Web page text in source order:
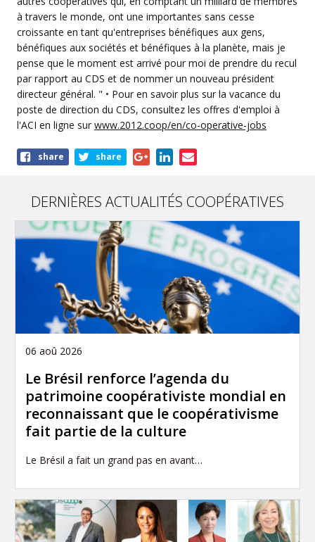
à travers le monde, ont une importantes sans cesse
croissante en tant qu'entreprises bénéfiques aux gens,
bénéfiques aux sociétés et bénéfiques à la planète, mais je
pense que le moment est arrivé pour moi de prendre du recul
par rapport au CDS et de nommer un nouveau président
directeur général. " • Pour en savoir plus sur la vacance du
poste de direction du CDS, consultez les offres d'emploi à
l'ACI en ligne sur www.2012.coop/en/co-operative-jobs
Shareshare share
DERNIÈRES ACTUALITÉS COOPÉRATIVES
06 aoû 2026
Le Brésil renforce l’agenda du
patrimoine coopérativiste mondial en
reconnaissant que le coopérativisme
fait partie de la culture
Le Brésil a fait un grand pas en avant…